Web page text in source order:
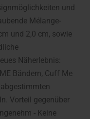
und
Mélange-
und 2,0 cm, sowie
Näherlebnis:
Bändern, Cuff Me
Vorteil gegenüber
- Keine